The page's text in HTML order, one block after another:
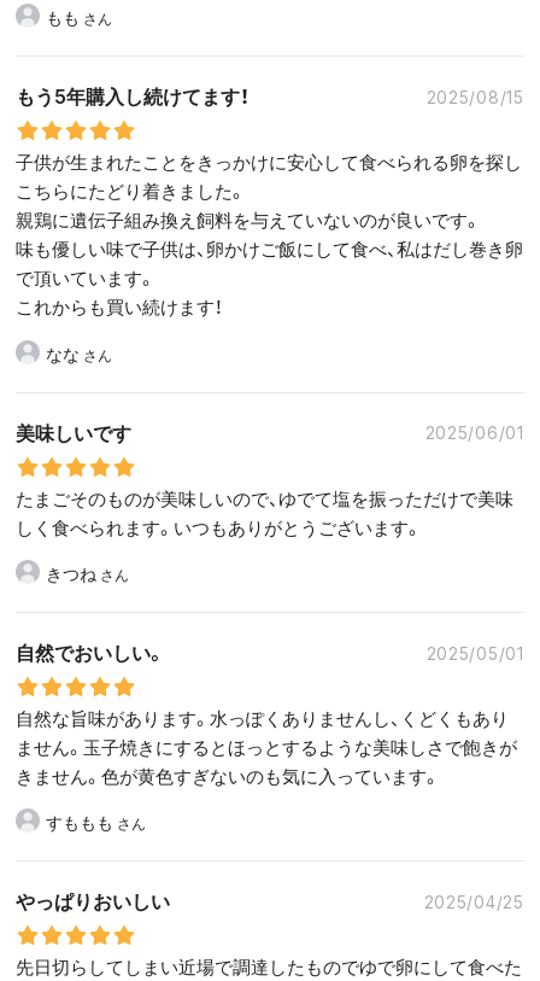
もも
もう5年購入し続けてます！ 2025/08/15
子供が生まれたことをきっかけに安心して食べられる卵を探し
こちらにたどり着きました。
親鶏に遺伝子組み換え飼料を与えていないのが良いです。
味も優しい味で子供は、卵かけご飯にして食べ、私はだし巻き卵
で頂いています。
これからも買い続けます！
なな
美味しいです 2025/06/01
たまごそのものが美味しいので、ゆでて塩を振っただけで美味
しく食べられます。いつもありがとうございます。
きつね
自然でおいしい。 2025/05/01
自然な旨味があります。水っぽくありませんし、くどくもあり
ません。玉子焼きにするとほっとするような美味しさで飽きが
きません。色が黄色すぎないのも気に入っています。
すももも
やっぱりおいしい 2025/04/25
先日切らしてしまい近場で調達したものでゆで卵にして食べた